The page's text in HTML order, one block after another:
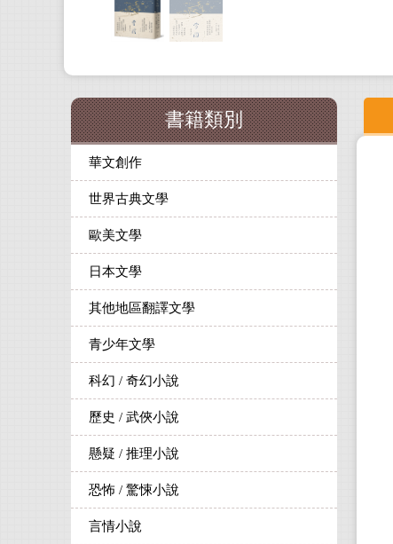
書籍類別
華文創作
世界古典文學
歐美文學
日本文學
其他地區翻譯文學
青少年文學
科幻 / 奇幻小說
歷史 / 武俠小說
懸疑 / 推理小說
恐怖 / 驚悚小說
言情小說